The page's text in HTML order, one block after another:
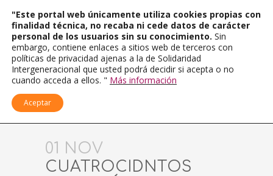
01 NOV
CUATROCIDNTOS
"Este portal web únicamente utiliza cookies propias con
finalidad técnica, no recaba ni cede datos de carácter
personal de los usuarios sin su conocimiento. Sin
embargo, contiene enlaces a sitios web de terceros con
políticas de privacidad ajenas a la de Solidaridad
Intergeneracional que usted podrá decidir si acepta o no
cuando acceda a ellos. " Más información
Aceptar